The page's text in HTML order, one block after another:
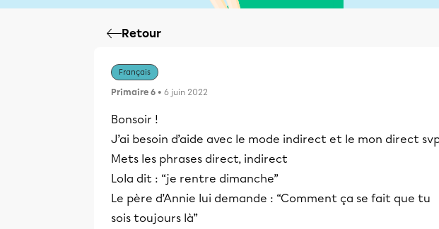
Retour
Français
Primaire 6 • 6 juin 2022
Bonsoir !
J’ai besoin d’aide avec le mode indirect et le mon direct
Mets les phrases direct, indirect
Lola dit : “je rentre dimanche”
Le père d’Annie lui demande : “Comment ça se fait que tu
sois toujours là”